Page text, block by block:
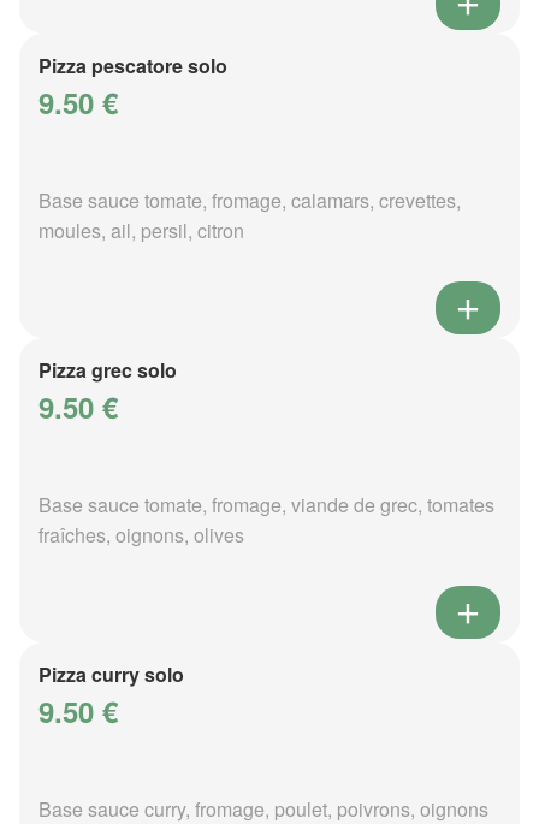
Pizza pescatore solo
9.50 €
Base sauce tomate, fromage, calamars, crevettes,
moules, ail, persil, citron
Pizza grec solo
9.50 €
Base sauce tomate, fromage, viande de grec, tomates
fraîches, oignons, olives
Pizza curry solo
9.50 €
Base sauce curry, fromage, poulet, poivrons, oignons